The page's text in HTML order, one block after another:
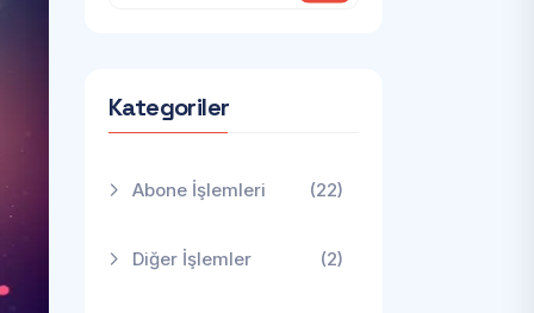
Kategoriler
Abone İşlemleri (22)
Diğer İşlemler (2)